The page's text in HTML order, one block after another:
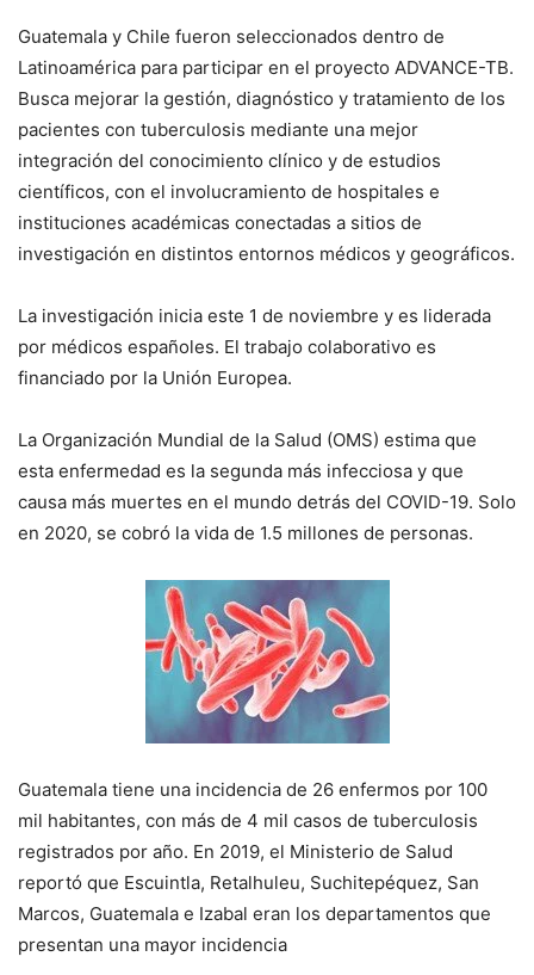
Guatemala y Chile fueron seleccionados dentro de
Latinoamérica para participar en el proyecto ADVANCE-TB.
Busca mejorar la gestión, diagnóstico y tratamiento de los
pacientes con tuberculosis mediante una mejor
integración del conocimiento clínico y de estudios
científicos, con el involucramiento de hospitales e
instituciones académicas conectadas a sitios de
investigación en distintos entornos médicos y geográficos.
La investigación inicia este 1 de noviembre y es liderada
por médicos españoles. El trabajo colaborativo es
financiado por la Unión Europea.
La Organización Mundial de la Salud (OMS) estima que
esta enfermedad es la segunda más infecciosa y que
causa más muertes en el mundo detrás del COVID-19. Solo
en 2020, se cobró la vida de 1.5 millones de personas.
Guatemala tiene una incidencia de 26 enfermos por 100
mil habitantes, con más de 4 mil casos de tuberculosis
registrados por año. En 2019, el Ministerio de Salud
reportó que Escuintla, Retalhuleu, Suchitepéquez, San
Marcos, Guatemala e Izabal eran los departamentos que
presentan una mayor incidencia